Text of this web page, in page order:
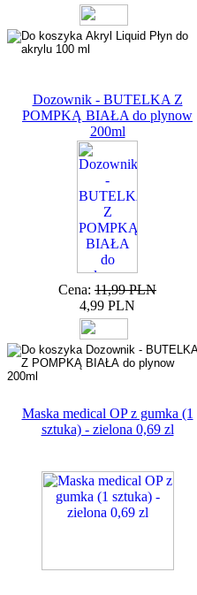
Dozownik - BUTELKA Z
POMPKĄ BIAŁA do plynow
200ml
Cena: 11,99 PLN
4,99 PLN
Maska medical OP z gumka (1
sztuka) - zielona 0,69 zl